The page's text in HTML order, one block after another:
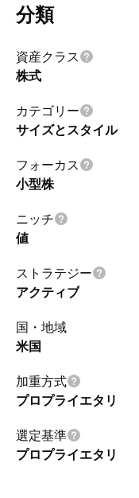
分類
資産クラス
株式
カテゴリー
サイズとスタイル
フォーカス
小型株
ニッチ
値
ストラテジー
アクティブ
国・地域
米国
加重方式
プロプライエタリ
選定基準
プロプライエタリ